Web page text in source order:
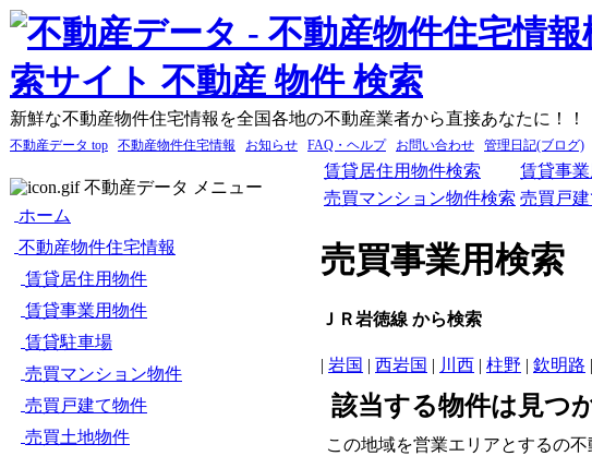
新鮮な不動産物件住宅情報を全国各地の不動産業者から直接あなたに！！
不動産データ top 不動産物件住宅情報 お知らせ FAQ・ヘルプ お問い合わせ 管理日記(ブログ)
不動産データ メニュー
ホーム
不動産物件住宅情報
賃貸居住用物件
賃貸事業用物件
賃貸駐車場
売買マンション物件
売買戸建て物件
売買土地物件
賃貸居住用物件検索 賃貸事
売買マンション物件検索 売買戸
売買事業用検索
ＪＲ岩徳線 から検索
| 岩国 | 西岩国 | 川西 | 柱野 | 欽明路 |
該当する物件は見つ
この地域を営業エリアとするの